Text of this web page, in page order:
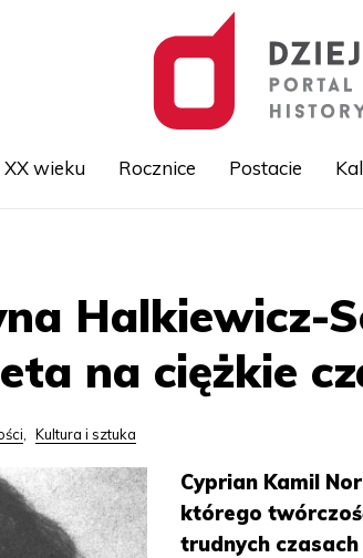
wieku Rocznice Postacie
Halkiewicz-
na ciężkie
, Kultura i sztuka
Cyprian Kamil
którego
trudnych